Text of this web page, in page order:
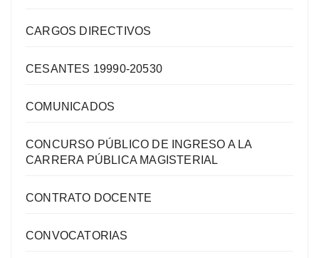
CARGOS DIRECTIVOS
CESANTES 19990-20530
COMUNICADOS
CONCURSO PÚBLICO DE INGRESO A LA
CARRERA PÚBLICA MAGISTERIAL
CONTRATO DOCENTE
CONVOCATORIAS